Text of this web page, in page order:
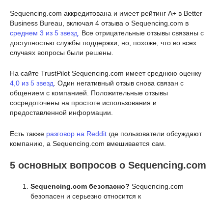
Sequencing.com аккредитована и имеет рейтинг A+ в Better
Business Bureau, включая 4 отзыва о Sequencing.com в
среднем 3 из 5 звезд.
Все отрицательные отзывы связаны с
доступностью службы поддержки, но, похоже, что во всех
случаях вопросы были решены.
На сайте TrustPilot Sequencing.com имеет среднюю оценку
4,0 из 5 звезд . Один негативный отзыв снова связан с
общением с компанией. Положительные отзывы
сосредоточены на простоте использования и
предоставленной информации.
Есть также разговор на Reddit где пользователи обсуждают
компанию, а Sequencing.com вмешивается сам.
5 основных вопросов о Sequencing.com
Sequencing.com безопасно? Sequencing.com
безопасен и серьезно относится к